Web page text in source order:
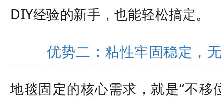
DIY经验的新手，也能轻松搞定。
优势二：粘性牢固稳定，
地毯固定的核心需求，就是“不移